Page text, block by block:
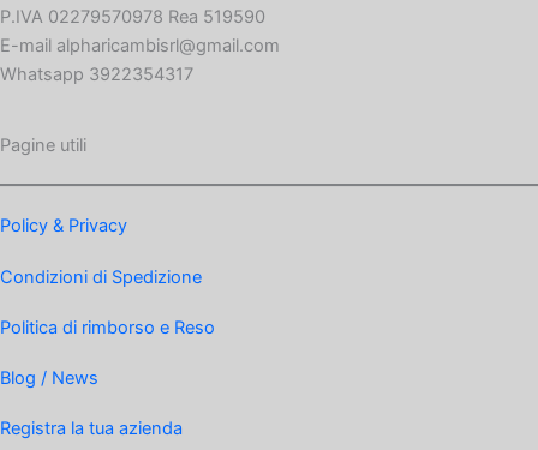
P.IVA 02279570978 Rea 519590
E-mail alpharicambisrl@gmail.com
Whatsapp 3922354317
Pagine utili
Policy & Privacy
Condizioni di Spedizione
Politica di rimborso e Reso
Blog / News
Registra la tua azienda